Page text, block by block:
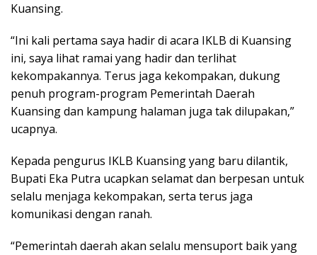
Kuansing.
“Ini kali pertama saya hadir di acara IKLB di Kuansing
ini, saya lihat ramai yang hadir dan terlihat
kekompakannya. Terus jaga kekompakan, dukung
penuh program-program Pemerintah Daerah
Kuansing dan kampung halaman juga tak dilupakan,”
ucapnya.
Kepada pengurus IKLB Kuansing yang baru dilantik,
Bupati Eka Putra ucapkan selamat dan berpesan untuk
selalu menjaga kekompakan, serta terus jaga
komunikasi dengan ranah.
“Pemerintah daerah akan selalu mensuport baik yang